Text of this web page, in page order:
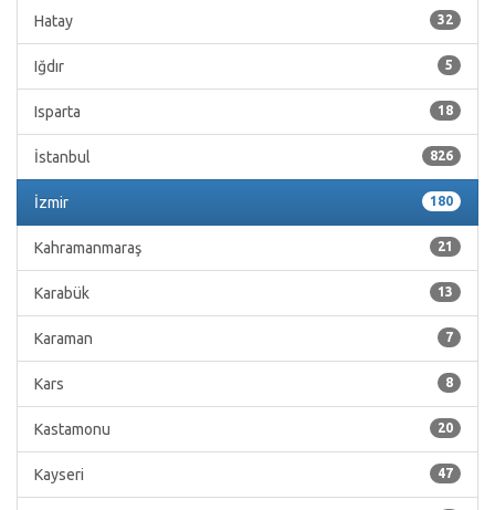
32
Hatay
5
Iğdır
18
Isparta
826
İstanbul
180
İzmir
21
Kahramanmaraş
13
Karabük
7
Karaman
8
Kars
20
Kastamonu
47
Kayseri